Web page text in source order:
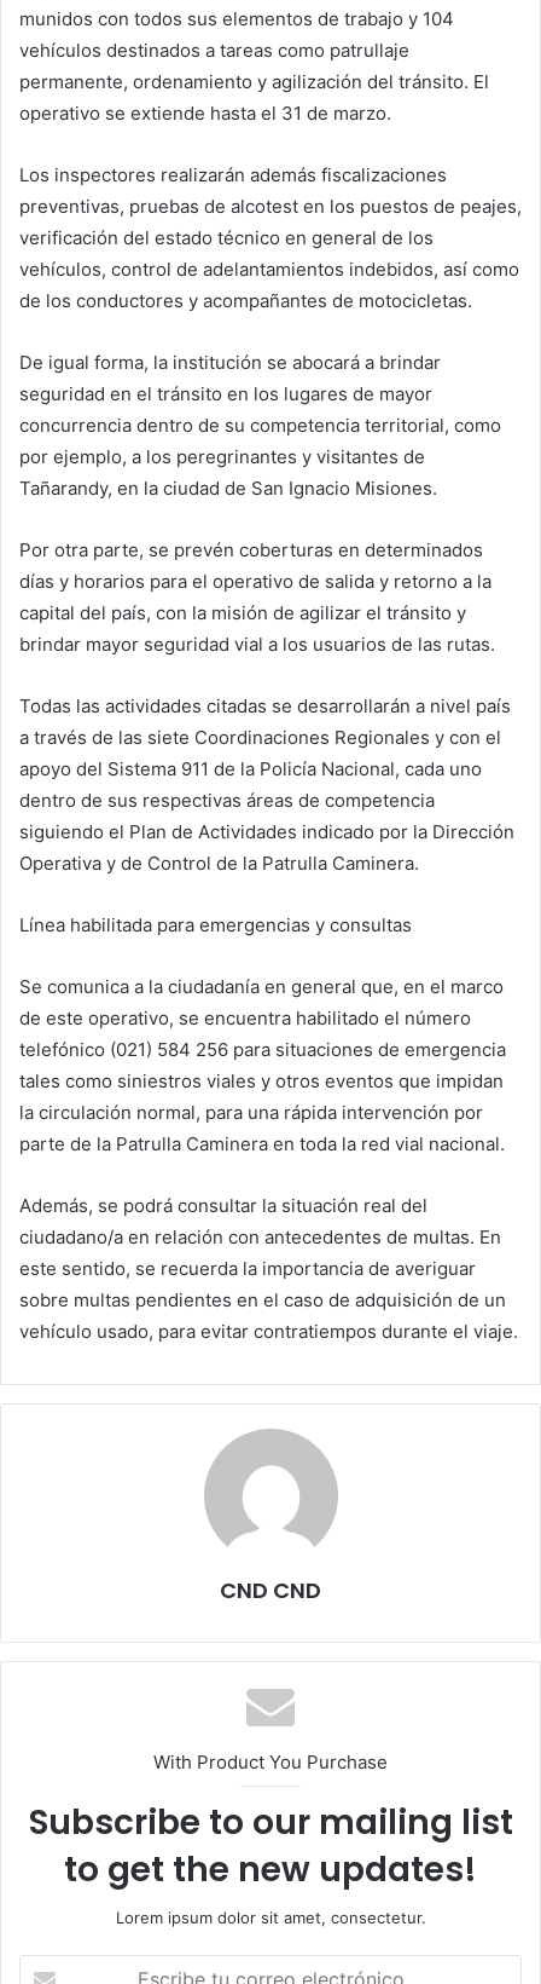
munidos con todos sus elementos de trabajo y 104
vehículos destinados a tareas como patrullaje
permanente, ordenamiento y agilización del tránsito. El
operativo se extiende hasta el 31 de marzo.
Los inspectores realizarán además fiscalizaciones
preventivas, pruebas de alcotest en los puestos de peajes,
verificación del estado técnico en general de los
vehículos, control de adelantamientos indebidos, así como
de los conductores y acompañantes de motocicletas.
De igual forma, la institución se abocará a brindar
seguridad en el tránsito en los lugares de mayor
concurrencia dentro de su competencia territorial, como
por ejemplo, a los peregrinantes y visitantes de
Tañarandy, en la ciudad de San Ignacio Misiones.
Por otra parte, se prevén coberturas en determinados
días y horarios para el operativo de salida y retorno a la
capital del país, con la misión de agilizar el tránsito y
brindar mayor seguridad vial a los usuarios de las rutas.
Todas las actividades citadas se desarrollarán a nivel país
a través de las siete Coordinaciones Regionales y con el
apoyo del Sistema 911 de la Policía Nacional, cada uno
dentro de sus respectivas áreas de competencia
siguiendo el Plan de Actividades indicado por la Dirección
Operativa y de Control de la Patrulla Caminera.
Línea habilitada para emergencias y consultas
Se comunica a la ciudadanía en general que, en el marco
de este operativo, se encuentra habilitado el número
telefónico (021) 584 256 para situaciones de emergencia
tales como siniestros viales y otros eventos que impidan
la circulación normal, para una rápida intervención por
parte de la Patrulla Caminera en toda la red vial nacional.
Además, se podrá consultar la situación real del
ciudadano/a en relación con antecedentes de multas. En
este sentido, se recuerda la importancia de averiguar
sobre multas pendientes en el caso de adquisición de un
vehículo usado, para evitar contratiempos durante el viaje.
CND CND
With Product You Purchase
Subscribe to our mailing list
to get the new updates!
Lorem ipsum dolor sit amet, consectetur.